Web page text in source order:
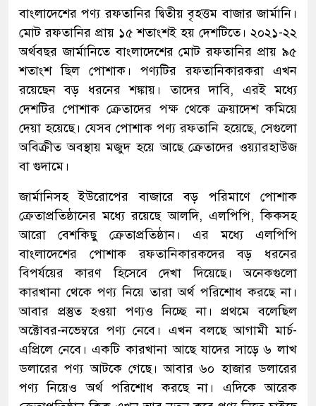
বাংলাদেশের পণ্য রফতানির দ্বিতীয় বৃহত্তম বাজার জার্মানি।
মোট রফতানির প্রায় ১৫ শতাংশই হয় দেশটিতে। ২০২১-২২
অর্থবছর জার্মানিতে বাংলাদেশের মোট রফতানির প্রায় ৯৫
শতাংশ ছিল পোশাক। পণ্যটির রফতানিকারকরা এখন
রয়েছেন বড় ধরনের শঙ্কায়। তাদের দাবি, এরই মধ্যে
দেশটির পোশাক ক্রেতাদের পক্ষ থেকে ক্রয়াদেশ কমিয়ে
দেয়া হয়েছে। যেসব পোশাক পণ্য রফতানি হয়েছে, সেগুলো
অবিক্রীত অবস্থায় মজুদ হয়ে আছে ক্রেতাদের ওয়্যারহাউজ
বা গুদামে।
জার্মানিসহ ইউরোপের বাজারে বড় পরিমাণে পোশাক
ক্রেতাপ্রতিষ্ঠানের মধ্যে রয়েছে আলদি, এলপিপি, কিকসহ
আরো বেশকিছু ক্রেতাপ্রতিষ্ঠান। এর মধ্যে এলপিপি
বাংলাদেশের পোশাক রফতানিকারকদের বড় ধরনের
বিপর্যয়ের কারণ হিসেবে দেখা দিয়েছে। অনেকগুলো
কারখানা থেকে পণ্য নিয়ে তারা অর্থ পরিশোধ করছে না।
আবার প্রস্তুত হওয়া পণ্যও নিচ্ছে না। প্রথমে বলেছিল
অক্টোবর-নভেম্বরে পণ্য নেবে। এখন বলছে আগামী মার্চ-
এপ্রিলে নেবে। একটি কারখানা আছে যাদের সাড়ে ৬ লাখ
ডলারের পণ্য আটকে গেছে। আবার ৬০ হাজার ডলারের
পণ্য নিয়েও অর্থ পরিশোধ করছে না। এদিকে আরেক